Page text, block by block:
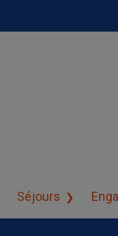
Séjours